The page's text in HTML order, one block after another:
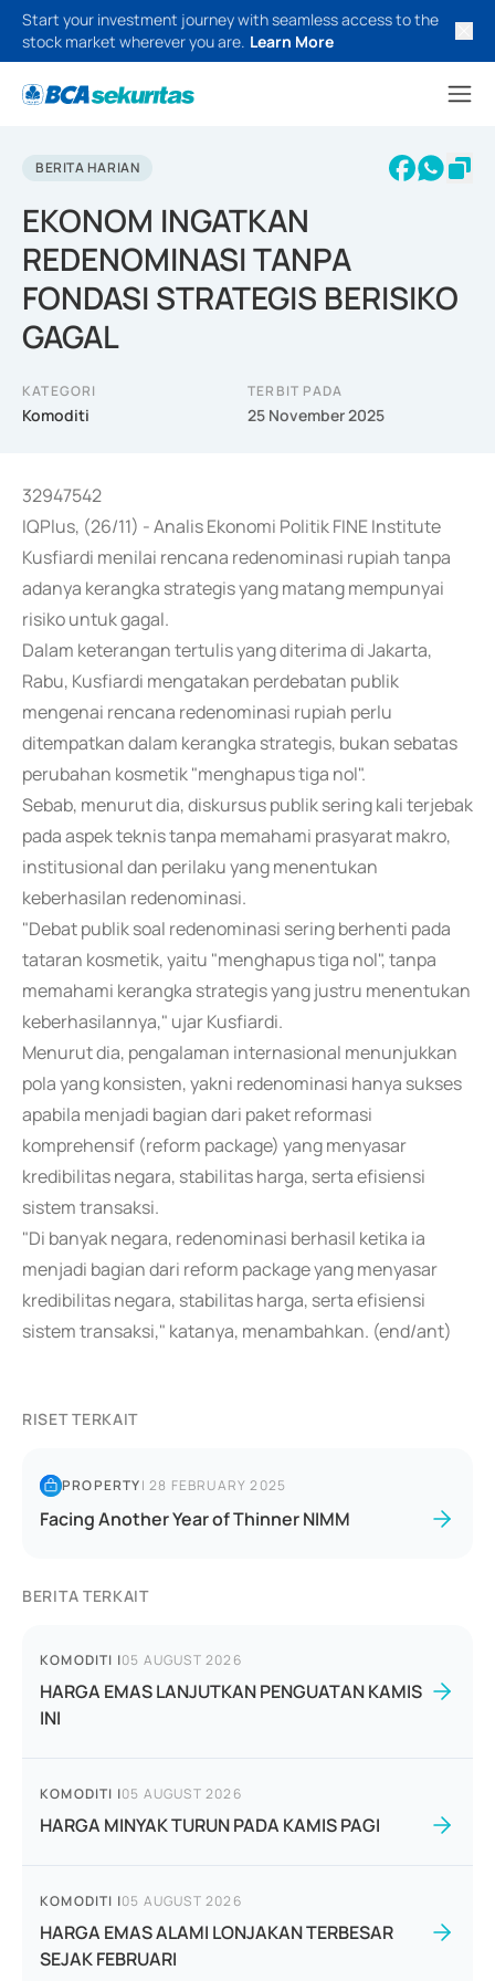
Start your investment journey with seamless access to the
stock market wherever you are. Learn More
BERITA HARIAN
EKONOM INGATKAN
REDENOMINASI TANPA
FONDASI STRATEGIS BERISIKO
GAGAL
KATEGORI
Komoditi
TERBIT PADA
25 November 2025
32947542
IQPlus, (26/11) - Analis Ekonomi Politik FINE Institute
Kusfiardi menilai rencana redenominasi rupiah tanpa
adanya kerangka strategis yang matang mempunyai
risiko untuk gagal.
Dalam keterangan tertulis yang diterima di Jakarta,
Rabu, Kusfiardi mengatakan perdebatan publik
mengenai rencana redenominasi rupiah perlu
ditempatkan dalam kerangka strategis, bukan sebatas
perubahan kosmetik "menghapus tiga nol".
Sebab, menurut dia, diskursus publik sering kali terjebak
pada aspek teknis tanpa memahami prasyarat makro,
institusional dan perilaku yang menentukan
keberhasilan redenominasi.
"Debat publik soal redenominasi sering berhenti pada
tataran kosmetik, yaitu "menghapus tiga nol", tanpa
memahami kerangka strategis yang justru menentukan
keberhasilannya," ujar Kusfiardi.
Menurut dia, pengalaman internasional menunjukkan
pola yang konsisten, yakni redenominasi hanya sukses
apabila menjadi bagian dari paket reformasi
komprehensif (reform package) yang menyasar
kredibilitas negara, stabilitas harga, serta efisiensi
sistem transaksi.
"Di banyak negara, redenominasi berhasil ketika ia
menjadi bagian dari reform package yang menyasar
kredibilitas negara, stabilitas harga, serta efisiensi
sistem transaksi," katanya, menambahkan. (end/ant)
RISET TERKAIT
PROPERTY|28 FEBRUARY 2025
Facing Another Year of Thinner NIMM
BERITA TERKAIT
KOMODITI |05 AUGUST 2026
HARGA EMAS LANJUTKAN PENGUATAN KAMIS
INI
KOMODITI |05 AUGUST 2026
HARGA MINYAK TURUN PADA KAMIS PAGI
KOMODITI |05 AUGUST 2026
HARGA EMAS ALAMI LONJAKAN TERBESAR
SEJAK FEBRUARI